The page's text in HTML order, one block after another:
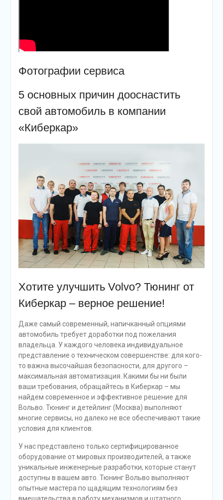
Фотографии сервиса
5 основных причин дооснастить
свой автомобиль в компании
«Киберкар»
Хотите улучшить Volvo? Тюнинг от
Киберкар – верное решение!
Даже самый современный, напичканный опциями
автомобиль требует доработки под пожелания
владельца. У каждого человека индивидуальное
представление о техническом совершенстве: для кого-
то важна высочайшая безопасности, для другого –
максимальная автоматизация. Какими бы ни были
ваши требования, обращайтесь в Киберкар – мы
найдем современное и эффективное решение для
Вольво. Тюнинг и детейлинг (Москва) выполняют
многие сервисы, но далеко не все обеспечивают такие
условия для клиентов.
У нас представлено только сертифицированное
оборудование от мировых производителей, а также
уникальные инженерные разработки, которые станут
доступны в вашем авто. Тюнинг Вольво выполняют
опытные мастера по щадящим технологиям без
вмешательства в работу механизмов и штатного